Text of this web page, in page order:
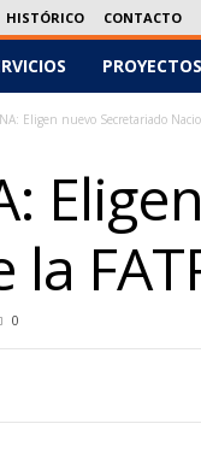
HISTÓRICO CONTACTO
PROYECTOS
Eligen nuevo Secretariado
0